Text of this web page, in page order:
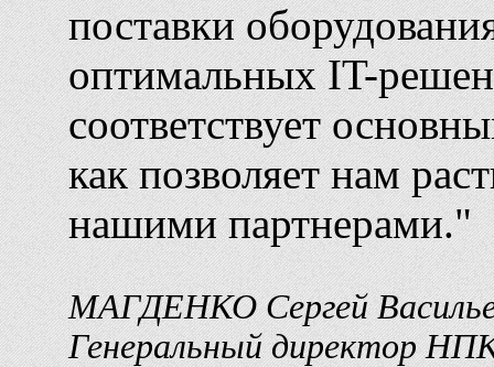
поставки
оптимальных IT-
соответствует
как позволяет нам
нашими партнерами."
МАГДЕНКО Сергей
Генеральный директор